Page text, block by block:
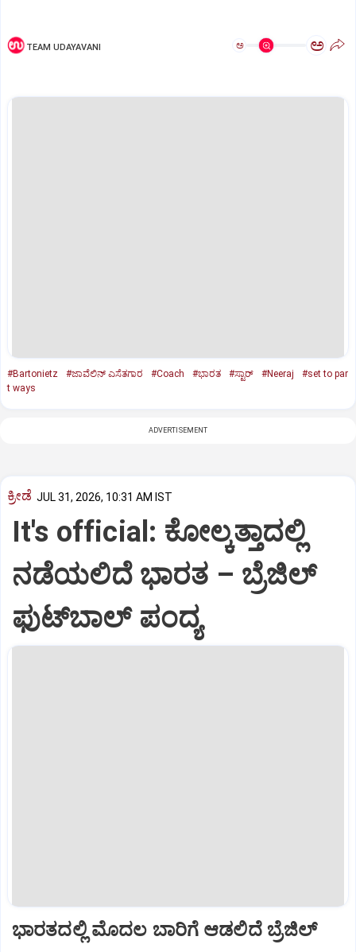
TEAM UDAYAVANI ಅ ಅ
#Bartonietz #ಜಾವೆಲಿನ್ ಎಸೆತಗಾರ #Coach #ಭಾರತ #ಸ್ಟಾರ್‌ #Neeraj
#set to par
t ways
ADVERTISEMENT
ಕ್ರೀಡೆ JUL 31, 2026, 10:31 AM IST
It's official: ಕೋಲ್ಕತ್ತಾದಲ್ಲಿ
ನಡೆಯಲಿದೆ ಭಾರತ – ಬ್ರೆಜಿಲ್
ಫುಟ್‌ಬಾಲ್ ಪಂದ್ಯ
ಭಾರತದಲ್ಲಿ ಮೊದಲ ಬಾರಿಗೆ ಆಡಲಿದೆ ಬ್ರೆಜಿಲ್